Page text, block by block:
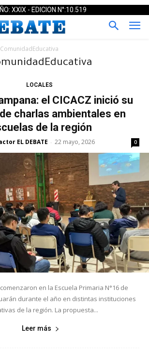
XXIX - EDICION N°:10.519
ComunidadEducativa
LOCALES
el CICACZ inició su
charlas ambientales en
de la región
EL DEBATE - 22 mayo, 2026 0
en la Escuela Primaria N°16 de
durante el año en distintas instituciones
de la región. La propuesta...
Leer más